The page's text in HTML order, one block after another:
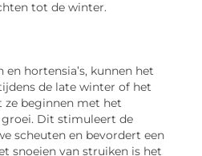
tot de winter.
en hortensia’s, kunnen het
de late winter of het
ze beginnen met het
Dit stimuleert de
scheuten en bevordert een
snoeien van struiken is het